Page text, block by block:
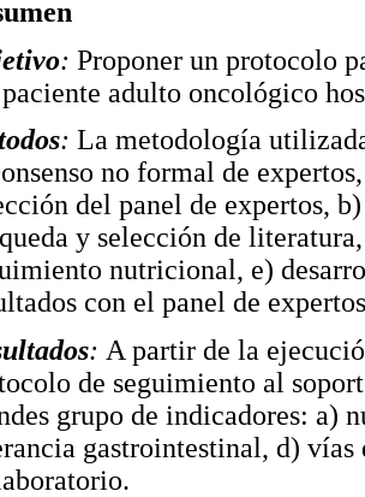
: Proponer un protocolo
adulto oncológico
: La metodología
no formal de
del panel de expertos,
y selección de
nutricional, e)
con el panel de
: A partir de la
de seguimiento al
grupo de indicadores: a)
gastrointestinal, d)